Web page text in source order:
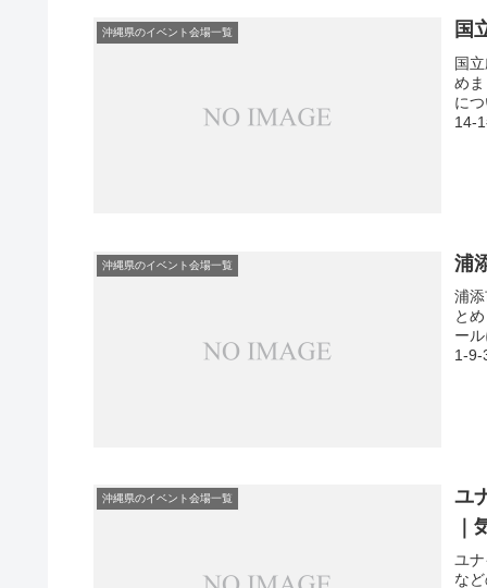
沖縄県のイベント会場一覧 国
国
め
に
14-
沖縄県のイベント会場一覧 浦
浦
と
ー
1-9-
沖縄県のイベント会場一覧
ユ
｜
ユ
な